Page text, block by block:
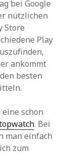
bei Google
nützlichen
Store
Play
ankommt
besten
schon
. Bei
man einfach
zum